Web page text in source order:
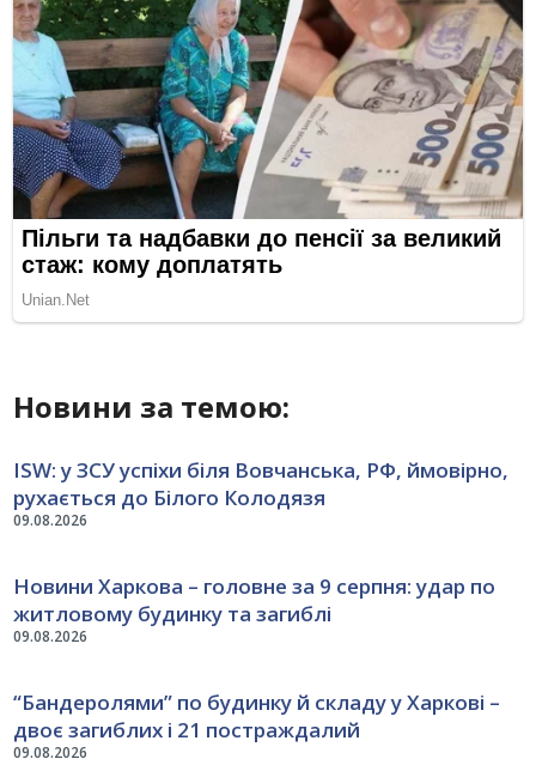
Новини за темою:
09.08.2026
ISW: у ЗСУ успіхи біля Вовчанська, РФ, ймовірно,
рухається до Білого Колодязя
09.08.2026
Новини Харкова – головне за 9 серпня: удар по
житловому будинку та загиблі
09.08.2026
“Бандеролями” по будинку й складу у Харкові –
двоє загиблих і 21 постраждалий